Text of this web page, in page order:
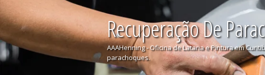
Recuperação De
AAAHenning - Oficina de Lataria e Pintura em
parachoques.